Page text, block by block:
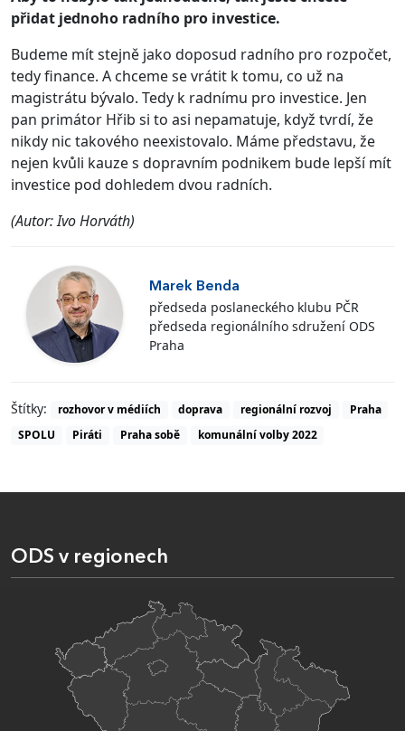
přidat jednoho radního pro investice.
Budeme mít stejně jako doposud radního pro rozpočet,
tedy finance. A chceme se vrátit k tomu, co už na
magistrátu bývalo. Tedy k radnímu pro investice. Jen
pan primátor Hřib si to asi nepamatuje, když tvrdí, že
nikdy nic takového neexistovalo. Máme představu, že
nejen kvůli kauze s dopravním podnikem bude lepší mít
investice pod dohledem dvou radních.
(Autor: Ivo Horváth)
Marek Benda
předseda poslaneckého klubu PČR
předseda regionálního sdružení ODS
Praha
Štítky: rozhovor v médiích doprava regionální rozvoj
Praha
SPOLU
Piráti Praha sobě komunální volby 2022
ODS v regionech